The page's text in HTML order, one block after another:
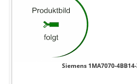
Siemens 1MA7070-